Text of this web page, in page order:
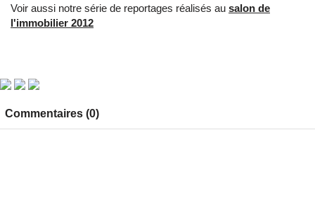
Voir aussi notre série de reportages réalisés au salon de
l'immobilier 2012
Commentaires (0)